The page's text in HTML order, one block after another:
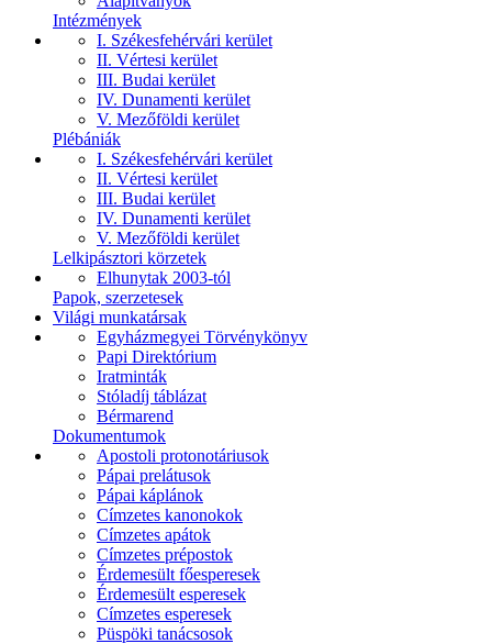
Intézmények
I. Székesfehérvári kerület
II. Vértesi kerület
III. Budai kerület
IV. Dunamenti kerület
V. Mezőföldi kerület
Plébániák
I. Székesfehérvári kerület
II. Vértesi kerület
III. Budai kerület
IV. Dunamenti kerület
V. Mezőföldi kerület
Lelkipásztori körzetek
Elhunytak 2003-tól
Papok, szerzetesek
Világi munkatársak
Egyházmegyei Törvénykönyv
Papi Direktórium
Iratminták
Stóladíj táblázat
Bérmarend
Dokumentumok
Apostoli protonotáriusok
Pápai prelátusok
Pápai káplánok
Címzetes kanonokok
Címzetes apátok
Címzetes prépostok
Érdemesült főesperesek
Érdemesült esperesek
Címzetes esperesek
Püspöki tanácsosok